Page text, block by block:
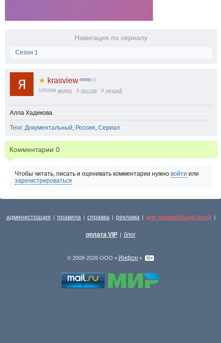
Навигация по сериалу
Сезон 1
★ krasview 499986 | 0
105098 видео 0 постов 0 друзей
Алла Хадикова.
Теги: Документальный, Россия, Сериал
Комментарии 0
Чтобы читать, писать и оценивать комментарии нужно войти или
зарегистрироваться
администрация | правила | справка | реклама | для правообладателей |
оплата VIP | блог
© 2008-2026 ООО « Инфон »